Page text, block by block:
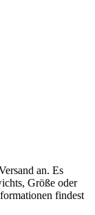
an. Es
Größe oder
findest